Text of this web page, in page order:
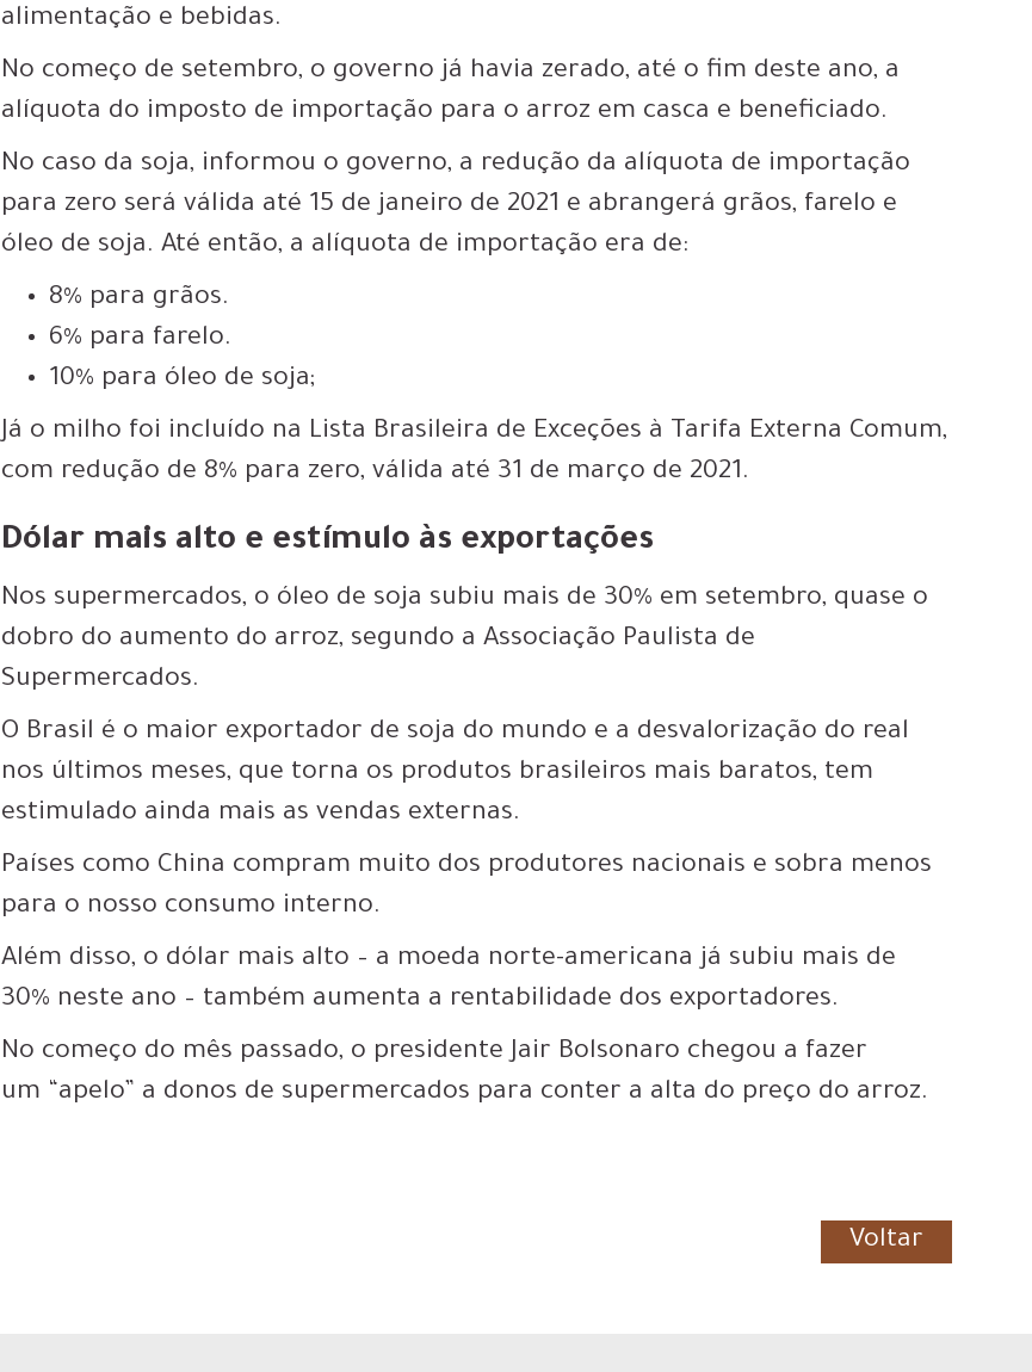
alimentação e bebidas.
No começo de setembro, o governo já havia zerado, até o fim deste ano, a
alíquota do imposto de importação para o arroz em casca e beneficiado.
No caso da soja, informou o governo, a redução da alíquota de importação
para zero será válida até 15 de janeiro de 2021 e abrangerá grãos, farelo e
óleo de soja. Até então, a alíquota de importação era de:
8% para grãos.
6% para farelo.
10% para óleo de soja;
Já o milho foi incluído na Lista Brasileira de Exceções à Tarifa Externa Comum,
com redução de 8% para zero, válida até 31 de março de 2021.
Dólar mais alto e estímulo às exportações
Nos supermercados, o óleo de soja subiu mais de 30% em setembro, quase o
dobro do aumento do arroz, segundo a Associação Paulista de
Supermercados.
O Brasil é o maior exportador de soja do mundo e a desvalorização do real
nos últimos meses, que torna os produtos brasileiros mais baratos, tem
estimulado ainda mais as vendas externas.
Países como China compram muito dos produtores nacionais e sobra menos
para o nosso consumo interno.
Além disso, o dólar mais alto – a moeda norte-americana já subiu mais de
30% neste ano – também aumenta a rentabilidade dos exportadores.
No começo do mês passado, o presidente Jair Bolsonaro chegou a fazer
um “apelo” a donos de supermercados para conter a alta do preço do arroz.
Voltar